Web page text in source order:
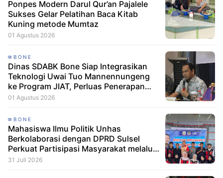
Ponpes Modern Darul Qur’an Pajalele
Sukses Gelar Pelatihan Baca Kitab
Kuning metode Mumtaz
01 Agustus 2026
BONE
Dinas SDABK Bone Siap Integrasikan
Teknologi Uwai Tuo Mannennungeng
ke Program JIAT, Perluas Penerapan
Irigasi Cerdas
01 Agustus 2026
BONE
Mahasiswa Ilmu Politik Unhas
Berkolaborasi dengan DPRD Sulsel
Perkuat Partisipasi Masyarakat melalui
Edukasi Penyaluran Aspirasi di Desa
31 Juli 2026